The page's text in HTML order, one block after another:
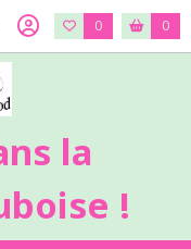
0 0
la
!